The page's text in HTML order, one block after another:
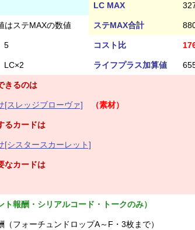
LC MAX
はステMAXの数値 ステMAX合計
5 コスト比
LC×2 ライフプラス加算値
きるのは
[スレッジブローヴァ] （素材）
るカードは
[シスタースカーレット]
なカードは
報酬・シリアルコード・トークのみ）
フォーチュンドロップA～F・3枚まで）